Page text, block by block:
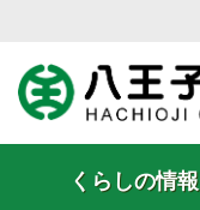
くらしの情報